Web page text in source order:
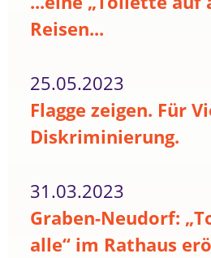
Reisen...
25.05.2023
Flagge zeigen. Für
Diskriminierung.
31.03.2023
Graben-Neudorf:
alle“ im Rathaus